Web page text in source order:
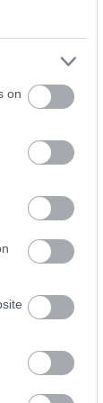
on
Portlandban
NASCAR is:
Miért tud
Ferrari?
Paolo
autót
2027-re is,
F1